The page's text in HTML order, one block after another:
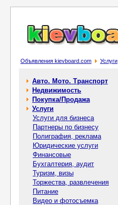
Объявления kievboard.com Услуги
Авто. Мото. Транспорт
Недвижимость
Покупка/Продажа
Услуги
Услуги для бизнеса
Партнеры по бизнесу
Полиграфия, реклама
Юридические услуги
Финансовые
Бухгалтерия, аудит
Туризм, визы
Торжества, развлечения
Питание
Видео и фотосъемка